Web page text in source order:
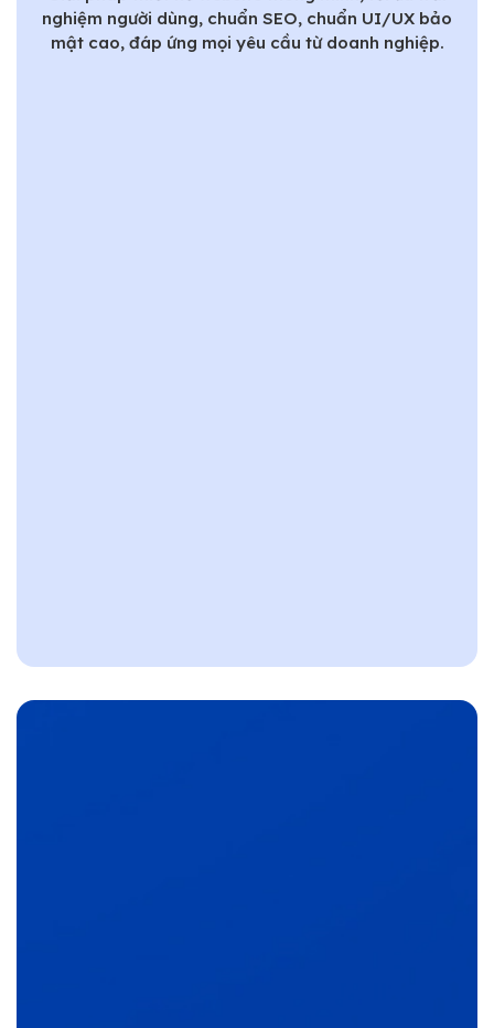
nghiệm người dùng, chuẩn SEO, chuẩn UI/UX bảo
mật cao, đáp ứng mọi yêu cầu từ doanh nghiệp.